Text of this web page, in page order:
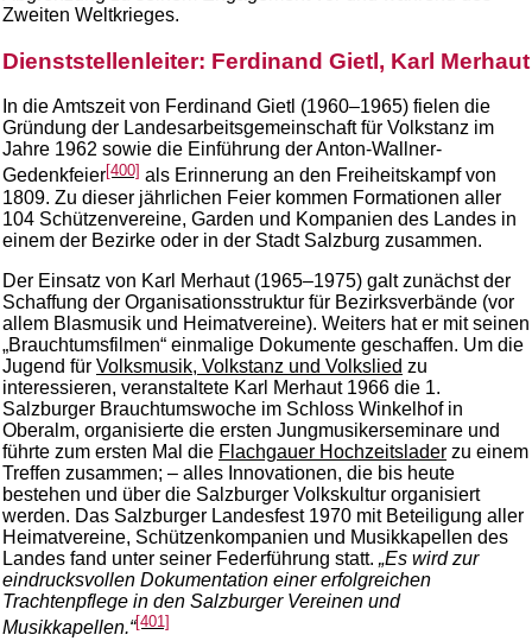
Zweiten Weltkrieges.
Dienststellenleiter: Ferdinand Gietl, Karl Merhaut
In die Amtszeit von Ferdinand Gietl (1960–1965) fielen die
Gründung der Landesarbeitsgemeinschaft für Volkstanz im
Jahre 1962 sowie die Einführung der Anton-Wallner-
Gedenkfeier[400] als Erinnerung an den Freiheitskampf von
1809. Zu dieser jährlichen Feier kommen Formationen aller
104 Schützenvereine, Garden und Kompanien des Landes in
einem der Bezirke oder in der Stadt Salzburg zusammen.
Der Einsatz von Karl Merhaut (1965–1975) galt zunächst der
Schaffung der Organisationsstruktur für Bezirksverbände (vor
allem Blasmusik und Heimatvereine). Weiters hat er mit seinen
„Brauchtumsfilmen“ einmalige Dokumente geschaffen. Um die
Jugend für Volksmusik, Volkstanz und Volkslied zu
interessieren, veranstaltete Karl Merhaut 1966 die 1.
Salzburger Brauchtumswoche im Schloss Winkelhof in
Oberalm, organisierte die ersten Jungmusikerseminare und
führte zum ersten Mal die Flachgauer Hochzeitslader zu einem
Treffen zusammen; – alles Innovationen, die bis heute
bestehen und über die Salzburger Volkskultur organisiert
werden. Das Salzburger Landesfest 1970 mit Beteiligung aller
Heimatvereine, Schützenkompanien und Musikkapellen des
Landes fand unter seiner Federführung statt. „Es wird zur
eindrucksvollen Dokumentation einer erfolgreichen
Trachtenpflege in den Salzburger Vereinen und
Musikkapellen.“[401]